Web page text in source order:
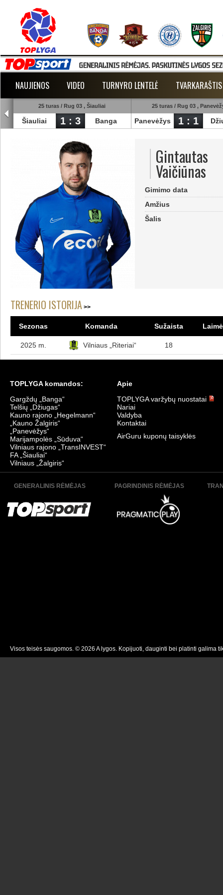
NAUJIENOS VIDEO TURNYRO LENTELĖ TVARKARAŠTIS
25 turas / Rug 03 , Šiauliai
Šiauliai 1 : 3 Banga
25 turas / Rug 03 ,
Panevėžys 1 : 1
Gintautas
Vaičiūnas
Gimimo data
Amžius
Šalis
TRENERIO ISTORIJA
Sezonas Komanda Sužaista
2025 m. Vilniaus „Riteriai“ 18
TOPLYGA komandos:
Gargždų „Banga“
Telšių „Džiugas“
Kauno rajono „Hegelmann“
„Kauno Žalgiris“
„Panevėžys“
Marijampolės „Sūduva“
Vilniaus rajono „TransINVEST“
FA „Šiauliai“
Vilniaus „Žalgiris“
Apie
TOPLYGA varžybų nuostatai
Nariai
Valdyba
Kontaktai
AirGuru kuponų taisyklės
GENERALINIS RĖMĖJAS PAGRINDINIS RĖMĖJAS
Visos teisės saugomos. © 2026 A lygos. Kopijuoti, dauginti bei platinti galima